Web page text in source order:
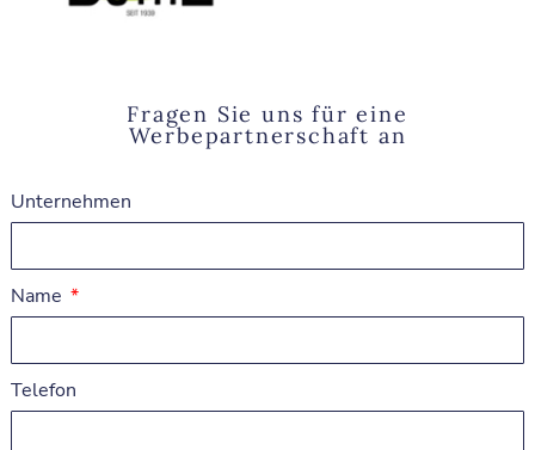
Fragen Sie uns für eine
Werbepartnerschaft an
Unternehmen
Name
Telefon